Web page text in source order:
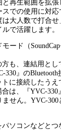
再生範囲を拡張
での使用に対
大人数で打合
で活躍します。
ード（
も、連結用とし
330』の
に接続したう
は、『YVC-330
せん。YVC-
ソコンなどとつ